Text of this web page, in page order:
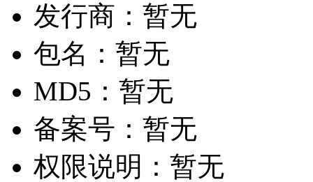
发行商： 暂无
包名： 暂无
MD5： 暂无
备案号： 暂无
权限说明： 暂无